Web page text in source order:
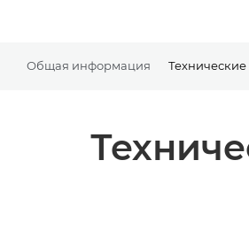
Общая информация